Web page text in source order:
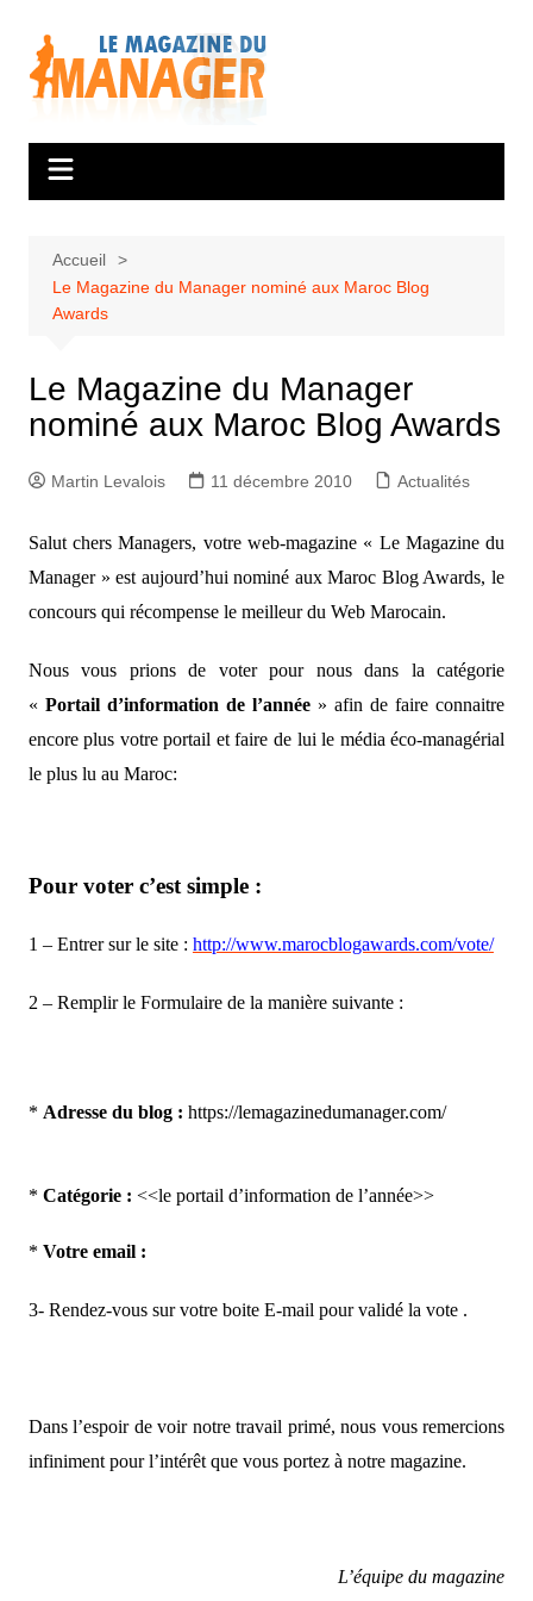
contenu
Accueil
Le Magazine du Manager nominé aux Maroc Blog
Awards
Le Magazine du Manager
nominé aux Maroc Blog Awards
Martin Levalois 11 décembre 2010 Actualités
Salut chers Managers, votre web-magazine « Le Magazine du
Manager » est aujourd’hui nominé aux Maroc Blog Awards, le
concours qui récompense le meilleur du Web Marocain.
Nous vous prions de voter pour nous dans la catégorie
« Portail d’information de l’année » afin de faire connaitre
encore plus votre portail et faire de lui le média éco-managérial
le plus lu au Maroc:
Pour voter c’est simple :
1 – Entrer sur le site : http://www.marocblogawards.com/vote/
2 – Remplir le Formulaire de la manière suivante :
* Adresse du blog : https://lemagazinedumanager.com/
* Catégorie : <<le portail d’information de l’année>>
* Votre email :
3- Rendez-vous sur votre boite E-mail pour validé la vote .
Dans l’espoir de voir notre travail primé, nous vous remercions
infiniment pour l’intérêt que vous portez à notre magazine.
L’équipe du magazine